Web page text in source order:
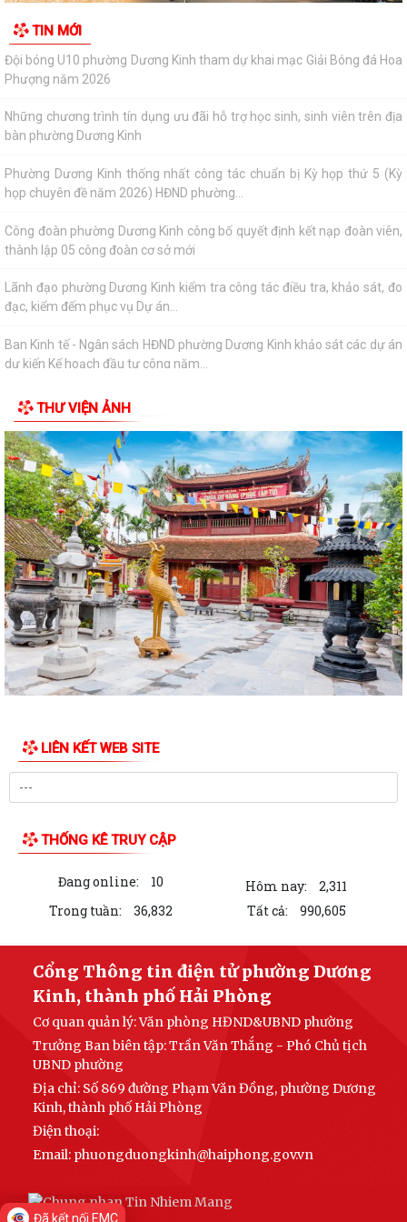
TIN MỚI
Phượng năm 2026
Những chương trình tín dụng ưu đãi hỗ trợ học sinh, sinh viên trên địa
bàn phường Dương Kinh
Phường Dương Kinh thống nhất công tác chuẩn bị Kỳ họp thứ 5 (Kỳ
họp chuyên đề năm 2026) HĐND phường...
Công đoàn phường Dương Kinh công bố quyết định kết nạp đoàn viên,
thành lập 05 công đoàn cơ sở mới
Lãnh đạo phường Dương Kinh kiểm tra công tác điều tra, khảo sát, đo
đạc, kiểm đếm phục vụ Dự án...
Ban Kinh tế - Ngân sách HĐND phường Dương Kinh khảo sát các dự án
dự kiến Kế hoạch đầu tư công năm...
Quyết định về việc công bố Danh mục thủ tục hành chính mới ban
hành, được sửa đổi, bổ sung và bị...
Quyết định về việc công bố thủ tục hành chính đặc thù mới ban hành
lĩnh vực đất đai thuộc phạm vi...
Quyết định về việc phê duyệt quy trình nội bộ giải quyết thủ tục hành
chính thuộc phạm vi chức năng...
Quyết định về việc ủy quyền thực hiện một số nhiệm vụ trong lĩnh vực
đất đai theo quy định tại Điều...
Quyết định quy định về việc phân cấp thực hiện một số nhiệm vụ trong
lĩnh vực đất đai và trình tự,...
Phường Dương Kinh tham dự hội nghị trực tuyến về đẩy nhanh tiến độ
xây dựng cơ sở dữ liệu đất đai
Đảng ủy phường Dương Kinh tổ chức sinh hoạt chi bộ thường kỳ (mẫu)
Phường Dương Kinh triển khai Chương trình Sức khỏe học đường giai
đoạn 2026–2035
bổ sung thuộc phạm vi chức...
Kế hoạch tổ chức Hội nghị tổng kết năm học 2025-2026 và triển khai
Phường Dương Kinh dự Phiên họp thường kỳ tháng 7/2026 của UBND
thành phố
Đảng ủy - UBND phường Dương Kinh công bố các quyết định về công
tác cán bộ
Phường Dương Kinh chung tay hiến máu – Trao gửi yêu thương, tiếp
nối sự sống
Đảng ủy phường Dương Kinh đánh giá kết quả thực hiện nhiệm vụ
Phường Dương Kinh tham dự Hội nghị trực tuyến toàn quốc quán triệt,
THƯ VIỆN ẢNH
LIÊN KẾT WEB SITE
THỐNG KÊ TRUY CẬP
Đang online: 10 Hôm nay:
2,311
Trong tuần:
36,832 Tất cả: 990,605
Cổng Thông tin điện tử phường Dương
Kinh, thành phố Hải Phòng
Cơ quan quản lý:Văn phòng HĐND&UBND phường
Trưởng Ban biên tập:Trần Văn Thắng - Phó Chủ tịch
UBND phường
Địa chỉ: Số 869 đường Phạm Văn Đồng, phường Dương
Kinh, thành phố Hải Phòng
Điện thoại:
Email: phuongduongkinh@haiphong.gov.vn
Đã kết nối EMC